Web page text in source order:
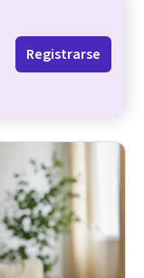
Registrarse